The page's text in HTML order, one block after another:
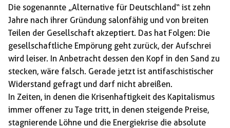
Die sogenannte „Alternative für Deutschland“ ist zehn
Jahre nach ihrer Gründung salonfähig und von breiten
Teilen der Gesellschaft akzeptiert. Das hat Folgen: Die
gesellschaftliche Empörung geht zurück, der Aufschrei
wird leiser. In Anbetracht dessen den Kopf in den Sand zu
stecken, wäre falsch. Gerade jetzt ist antifaschistischer
Widerstand gefragt und darf nicht abreißen.
In Zeiten, in denen die Krisenhaftigkeit des Kapitalismus
immer offener zu Tage tritt, in denen steigende Preise,
stagnierende Löhne und die Energiekrise die absolute